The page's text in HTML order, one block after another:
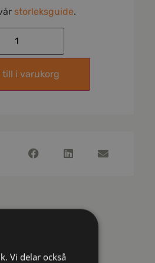
storleksguide.
till i varukorg
Vi delar också